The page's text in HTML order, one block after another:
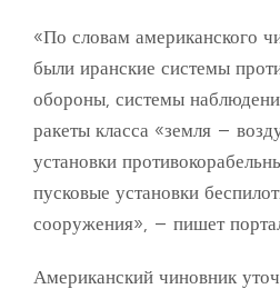
«По словам американского
были иранские системы
обороны, системы
ракеты класса «земля –
установки
пусковые установки
сооружения», – пишет
Американский чиновник